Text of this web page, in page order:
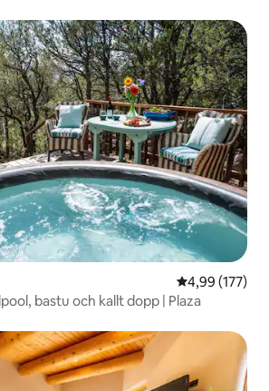
4,99 av 5 i
4,99 (177)
bastu och kallt dopp | Plaza